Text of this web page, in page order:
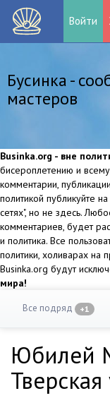
Войти
Бусинка -
мастеров
Businka.org - вне
бисероплетению и
комментарии,
политикой публикуйте
сетях", но не здесь.
комментариев, будет
и политика. Все
политики, холиварах
Businka.org будут
мира!
Все подряд +1
Юбилей
Тверская